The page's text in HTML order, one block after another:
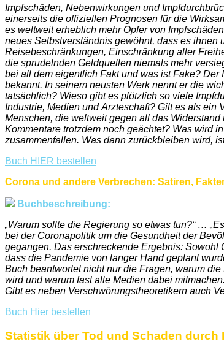
Impfschäden, Nebenwirkungen und
einerseits die offiziellen Prognosen für die
es weltweit erheblich mehr Opfer von
neues Selbstverständnis gewöhnt, dass es ihnen
Reisebeschränkungen, Einschränkung aller
die sprudelnden Geldquellen niemals mehr
bei all dem eigentlich Fakt und was ist Fake?
bekannt. In seinem neusten Werk nennt er die
tatsächlich? Wieso gibt es plötzlich so viele
Industrie, Medien und Ärzteschaft? Gilt es als
Menschen, die weltweit gegen all das
Kommentare trotzdem noch geächtet? Was wird
zusammenfallen. Was dann zurückbleiben wird,
Buch HIER bestellen
Corona und andere Verbrechen: Satiren,
Buchbeschreibung:
„Warum sollte die Regierung so etwas tun?“ …
bei der Coronapolitik um die Gesundheit der
gegangen. Das erschreckende Ergebnis:
dass die Pandemie von langer Hand geplant
Buch beantwortet nicht nur die Fragen, warum
wird und warum fast alle Medien dabei
Gibt es neben Verschwörungstheoretikern auch
Buch Hier bestellen
Statistik über Tod und Schaden durch